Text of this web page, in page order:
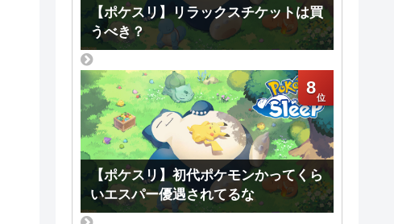
【ポケスリ】リラックスチケットは買
うべき？
8
【ポケスリ】初代ポケモンかってくら
いエスパー優遇されてるな